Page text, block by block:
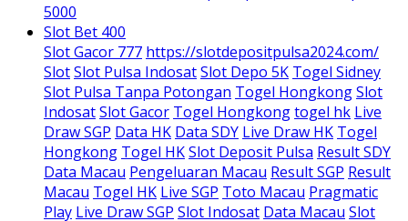
5000
Slot Bet 400
Slot Gacor 777 https://slotdepositpulsa2024.com/
SlotSlot Pulsa IndosatSlot Depo 5K Togel Sidney
Slot Pulsa Tanpa Potongan Togel HongkongSlot
IndosatSlot Gacor Togel Hongkongtogel hk Live
Draw SGP Data HK Data SDY Live Draw HK Togel
Hongkong Togel HKSlot Deposit Pulsa Result SDY
Data Macau Pengeluaran Macau Result SGP Result
Macau Togel HK Live SGP Toto Macau Pragmatic
Play Live Draw SGP Slot Indosat Data Macau Slot